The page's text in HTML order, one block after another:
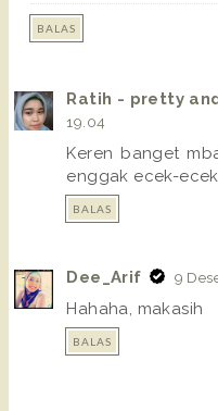
BALAS
Ratih - pretty
19.04
Keren banget
enggak ecek-
BALAS
Dee_Arif 9
Hahaha, makasih
BALAS